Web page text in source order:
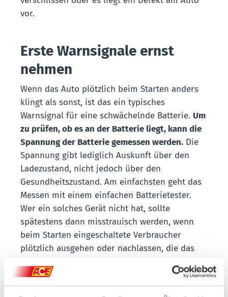
vor.
Erste Warnsignale ernst
nehmen
Wenn das Auto plötzlich beim Starten anders
klingt als sonst, ist das ein typisches
Warnsignal für eine schwächelnde Batterie. Um
zu prüfen, ob es an der Batterie liegt, kann die
Spannung der Batterie gemessen werden. Die
Spannung gibt lediglich Auskunft über den
Ladezustand, nicht jedoch über den
Gesundheitszustand. Am einfachsten geht das
Messen mit einem einfachen Batterietester.
Wer ein solches Gerät nicht hat, sollte
spätestens dann misstrauisch werden, wenn
beim Starten eingeschaltete Verbraucher
plötzlich ausgehen oder nachlassen, die das
dass es sich um ein Kontaktproblem handelt,
kann durch leichtes Rütteln an den